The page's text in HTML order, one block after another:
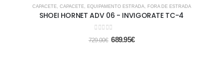
CAPACETE, CAPACETE, EQUIPAMENTO ESTRADA, FORA DE ESTRADA
SHOEI HORNET ADV 06 - INVIGORATE TC-4
out of 5
729.00€ 689.95€